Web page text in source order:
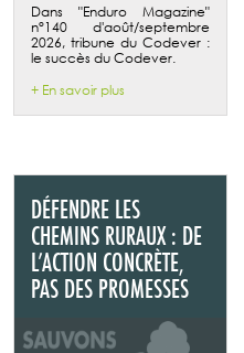
Dans "Enduro Magazine"
n°140 d'août/septembre
2026, tribune du Codever :
le succès du Codever.
+ En savoir plus
DÉFENDRE LES
CHEMINS RURAUX : DE
L’ACTION CONCRÈTE,
PAS DES PROMESSES